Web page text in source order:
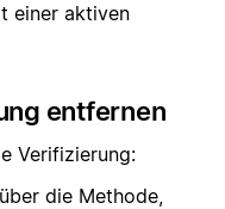
einer aktiven
entfernen
Verifizierung:
die Methode,